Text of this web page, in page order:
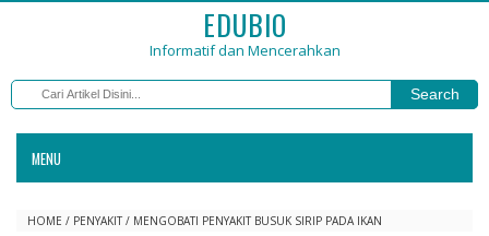
EDUBIO
Informatif dan Mencerahkan
Search
MENU
HOME / PENYAKIT/ MENGOBATI PENYAKIT BUSUK SIRIP PADA IKAN